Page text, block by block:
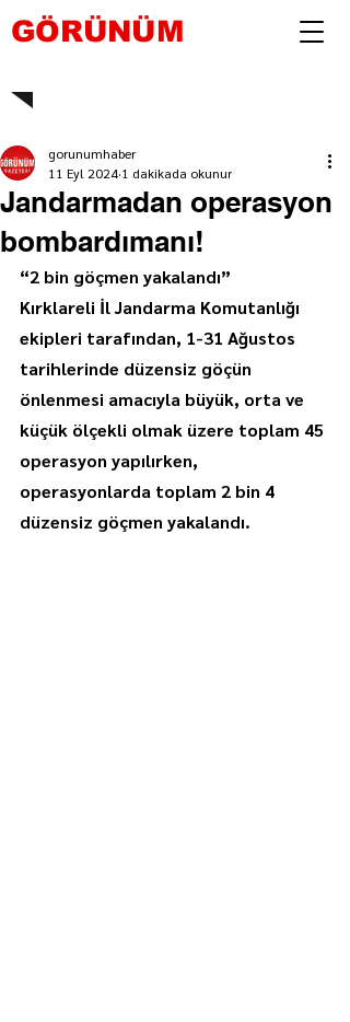
GÖRÜNÜM
Jandarmadan operasyon
bombardımanı!
gorunumhaber
11 Eyl 2024 1 dakikada okunur
“2 bin göçmen yakalandı”
Kırklareli İl Jandarma Komutanlığı
ekipleri tarafından, 1-31 Ağustos
tarihlerinde düzensiz göçün
önlenmesi amacıyla büyük, orta ve
küçük ölçekli olmak üzere toplam 45
operasyon yapılırken,
operasyonlarda toplam 2 bin 4
düzensiz göçmen yakalandı.